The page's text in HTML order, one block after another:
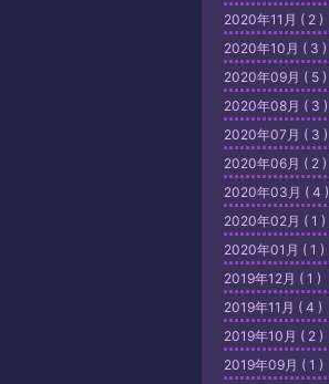
2020年11月 ( 2 )
2020年10月 ( 3 )
2020年09月 ( 5 )
2020年08月 ( 3 )
2020年07月 ( 3 )
2020年06月 ( 2 )
2020年03月 ( 4 )
2020年02月 ( 1 )
2020年01月 ( 1 )
2019年12月 ( 1 )
2019年11月 ( 4 )
2019年10月 ( 2 )
2019年09月 ( 1 )